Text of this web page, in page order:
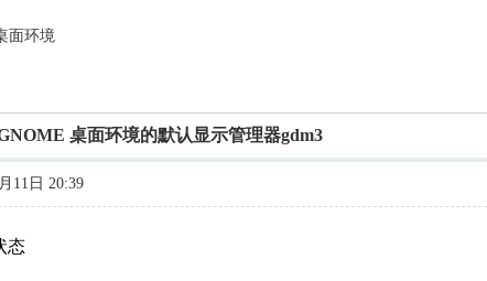
8098370
3360928
3911069
面环境
桌面环境的默认显示管理器gdm3
11日 20:39
态